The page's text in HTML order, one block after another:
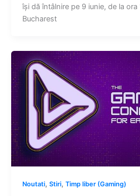
își dă întâlnire pe 9 iunie, de la
Bucharest
Noutati,Stiri,Timp liber (Gaming)